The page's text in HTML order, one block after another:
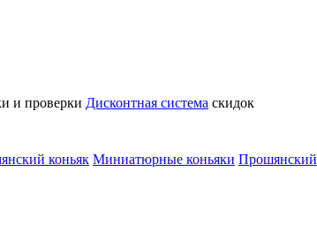
и проверки Дисконтная система скидок
коньяк Миниатюрные коньяки Прошянский